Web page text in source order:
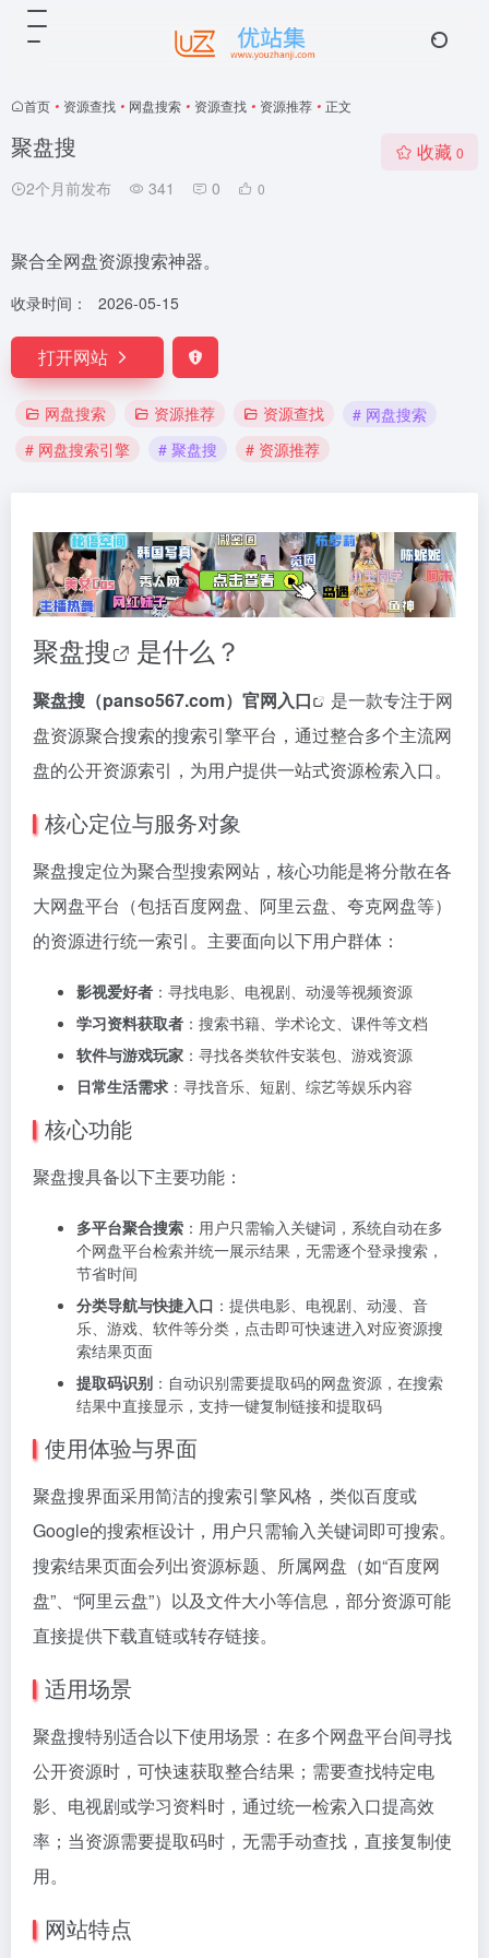
首页 • 资源查找 • 网盘搜索 • 资源查找 • 资源推荐 • 正文
聚盘搜
2个月前发布 341 0 0
收藏 0
聚合全网盘资源搜索神器。
收录时间： 2026-05-15
打开网站
网盘搜索 资源推荐 资源查找
# 网盘搜索
# 网盘搜索引擎
# 聚盘搜 # 资源推荐
聚盘搜 是什么？
聚盘搜（panso567.com） 官网入口
是一款专注于网
盘资源聚合搜索的搜索引擎平台，通过整合多个主流网
盘的公开资源索引，为用户提供一站式资源检索入口。
核心定位与服务对象
聚盘搜定位为聚合型搜索网站，核心功能是将分散在各
大网盘平台（包括百度网盘、阿里云盘、夸克网盘等）
的资源进行统一索引。主要面向以下用户群体：
影视爱好者 ：寻找电影、电视剧、动漫等视频资源
学习资料获取者 ：搜索书籍、学术论文、课件等文档
软件与游戏玩家 ：寻找各类软件安装包、游戏资源
日常生活需求 ：寻找音乐、短剧、综艺等娱乐内容
核心功能
聚盘搜具备以下主要功能：
多平台聚合搜索 ：用户只需输入关键词，系统自动在多
个网盘平台检索并统一展示结果，无需逐个登录搜索，
节省时间
分类导航与快捷入口 ：提供电影、电视剧、动漫、音
乐、游戏、软件等分类，点击即可快速进入对应资源搜
索结果页面
提取码识别 ：自动识别需要提取码的网盘资源，在搜索
结果中直接显示，支持一键复制链接和提取码
使用体验与界面
聚盘搜界面采用简洁的搜索引擎风格，类似百度或
Google的搜索框设计，用户只需输入关键词即可搜索。
搜索结果页面会列出资源标题、所属网盘（如“百度网
盘”、“阿里云盘”）以及文件大小等信息，部分资源可能
直接提供下载直链或转存链接。
适用场景
聚盘搜特别适合以下使用场景：在多个网盘平台间寻找
公开资源时，可快速获取整合结果；需要查找特定电
影、电视剧或学习资料时，通过统一检索入口提高效
率；当资源需要提取码时，无需手动查找，直接复制使
用。
网站特点